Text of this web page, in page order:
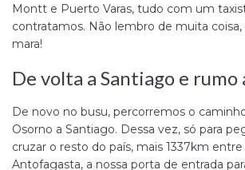
Montt e Puerto Varas, tudo com um
contratamos. Não lembro de muita
mara!
De volta a Santiago e rumo
De novo no busu, percorremos o
Osorno a Santiago. Dessa vez, só para
cruzar o resto do país, mais 1337km
Antofagasta, a nossa porta de entrada